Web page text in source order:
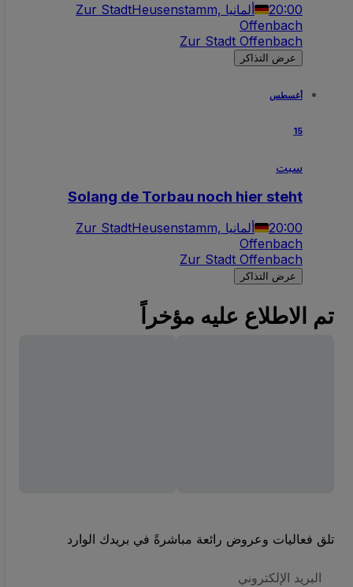
20:00 Heusenstamm, ألمانيا
Zur Stadt
Offenbach
Zur Stadt Offenbach
عرض التذاكر
أغسطس
سبت
Solang de Torbau noch hier steht
20:00 Heusenstamm, ألمانيا
Zur Stadt
Offenbach
Zur Stadt Offenbach
عرض التذاكر
تم الاطلاع عليه مؤخراً
تلق فعاليات وعروض رائعة مباشرةً في بريدك الوارد
الاكتروني